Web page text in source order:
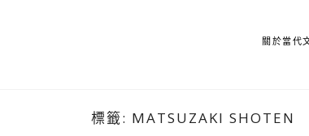
關於當代
標籤: MATSUZAKI SHOTEN